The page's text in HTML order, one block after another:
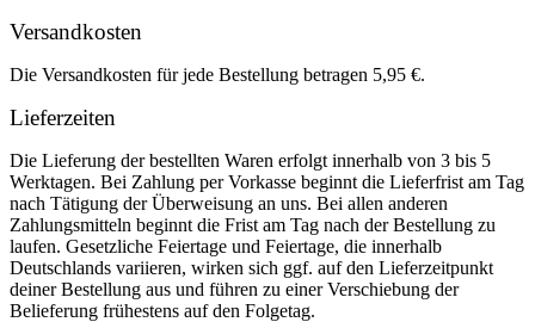
Versandkosten
Die Versandkosten für jede Bestellung betragen 5,95 €.
Lieferzeiten
Die Lieferung der bestellten Waren erfolgt innerhalb von 3 bis 5
Werktagen. Bei Zahlung per Vorkasse beginnt die Lieferfrist am Tag
nach Tätigung der Überweisung an uns. Bei allen anderen
Zahlungsmitteln beginnt die Frist am Tag nach der Bestellung zu
laufen. Gesetzliche Feiertage und Feiertage, die innerhalb
Deutschlands variieren, wirken sich ggf. auf den Lieferzeitpunkt
deiner Bestellung aus und führen zu einer Verschiebung der
Belieferung frühestens auf den Folgetag.